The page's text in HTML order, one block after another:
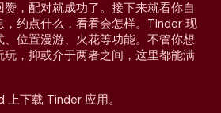
赞，配对就成功了。接下来就看你自
，约点什么，看看会怎样。Tinder 现
位置漫游、火花等功能。不管你想
，抑或介于两者之间，这里都能满
下载 Tinder 应用。